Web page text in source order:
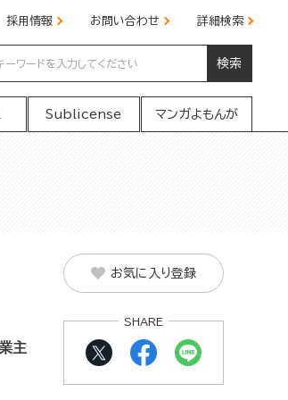
採用情報 お問い合わせ 詳細検索
検索
Sublicense マンガよもんが
主
お気に入り登録
SHARE